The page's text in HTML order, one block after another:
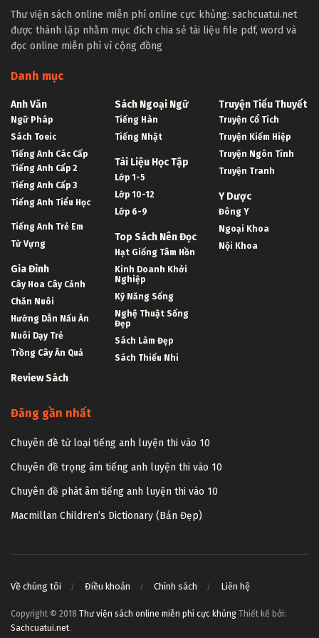
Thư viện sách online miễn phí online cực khủng: sachcuatui.net
được thành lập nhằm mục đích chia sẻ tài liệu file pdf, word và
đọc online miễn phí vì cộng đồng
Danh mục
Anh Văn
Ngữ Pháp
Sách Toeic
Tiếng Anh Các Cấp
Tiếng Anh Cấp 2
Tiếng Anh Cấp 3
Tiếng Anh Tiểu Học
Tiếng Anh Trẻ Em
Từ Vựng
Gia Đình
Cây Hoa Cây Cảnh
Chăn Nuôi
Hướng Dẫn Nấu Ăn
Nuôi Dạy Trẻ
Trồng Cây Ăn Quả
Review Sách
Sách Ngoại Ngữ
Tiếng Hàn
Tiếng Nhật
Tài Liệu Học Tập
Lớp 1-5
Lớp 10-12
Lớp 6-9
Top Sách Nên Đọc
Hạt Giống Tâm Hồn
Kinh Doanh Khởi
Nghiệp
Kỹ Năng Sống
Nghệ Thuật Sống
Đẹp
Sách Làm Đẹp
Sách Thiếu Nhi
Truyện Tiểu Thuyết
Truyện Cổ Tích
Truyện Kiếm Hiệp
Truyện Ngôn Tình
Truyện Tranh
Y Dược
Đông Y
Ngoại Khoa
Nội Khoa
Đăng gần nhất
Chuyên đề từ loại tiếng anh luyện thi vào 10
Chuyên đề trọng âm tiếng anh luyện thi vào 10
Chuyên đề phát âm tiếng anh luyện thi vào 10
Macmillan Children’s Dictionary (Bản Đẹp)
Về chúng tôi Điều khoản Chính sách Liên hệ
Copyright © 2018 Thư viện sách online miễn phí cực khủng Thiết kế bởi:
Sachcuatui.net.